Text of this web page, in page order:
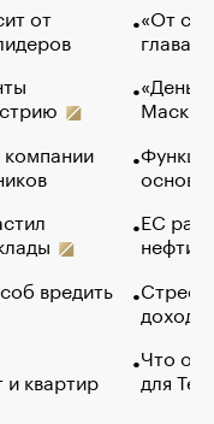
от
вредить
квартир
«От
глава
Маск в
основ
ЕС
нефти
Что
для